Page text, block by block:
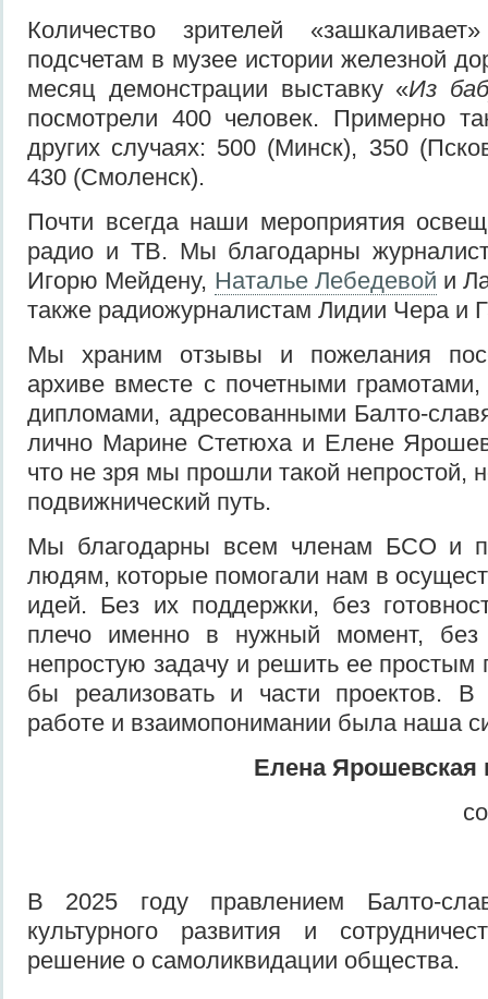
Количество зрителей
подсчетам в музее истории железной
месяц демонстрации выставку «Из
посмотрели 400 человек. Примерно
других случаях: 500 (Минск), 350
430 (Смоленск).
Почти всегда наши мероприятия
радио и ТВ. Мы благодарны
Игорю Мейдену, Наталье Лебедевой и
также радиожурналистам Лидии Чера и
Мы храним отзывы и пожелания
архиве вместе с почетными
дипломами, адресованными Балто-
лично Марине Стетюха и Елене
что не зря мы прошли такой непростой,
подвижнический путь.
Мы благодарны всем членам БСО и
людям, которые помогали нам в
идей. Без их поддержки, без
плечо именно в нужный момент, без
непростую задачу и решить ее
бы реализовать и части проектов. В
работе и взаимопонимании была наша
Елена
В 2025 году правлением Балто-
культурного развития и
решение о самоликвидации общества.